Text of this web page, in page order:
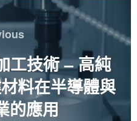
Previous
工技術 – 高純
料在半導體與
的應用